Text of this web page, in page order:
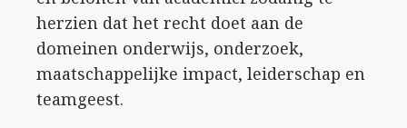
herzien dat het recht doet aan de
domeinen onderwijs, onderzoek,
maatschappelijke impact, leiderschap en
teamgeest.